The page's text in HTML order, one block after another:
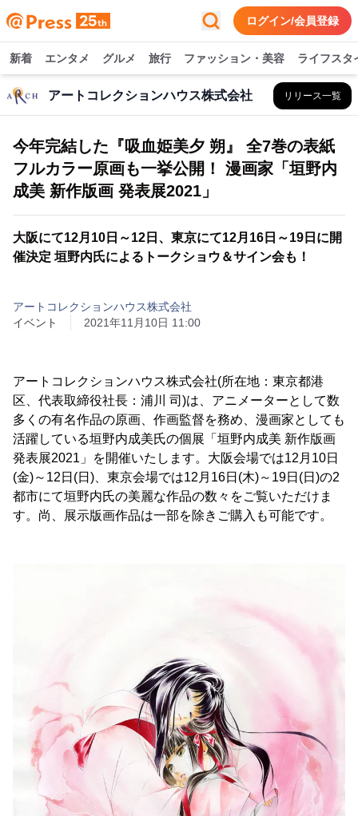
ログイン/会員登録
新着 エンタメ グルメ 旅行 ファッション・美容 ライフスタ
アートコレクションハウス株式会社 リリース一覧
今年完結した『吸血姫美夕 朔』 全7巻の表紙
フルカラー原画も一挙公開！ 漫画家「垣野内
成美 新作版画 発表展2021」
大阪にて12月10日～12日、東京にて12月16日～19日に開
催決定 垣野内氏によるトークショウ＆サイン会も！
アートコレクションハウス株式会社
イベント
2021年11月10日 11:00
アートコレクションハウス株式会社(所在地：東京都港
区、代表取締役社長：浦川 司)は、アニメーターとして数
多くの有名作品の原画、作画監督を務め、漫画家としても
活躍している垣野内成美氏の個展「垣野内成美 新作版画
発表展2021」を開催いたします。大阪会場では12月10日
(金)～12日(日)、東京会場では12月16日(木)～19日(日)の2
都市にて垣野内氏の美麗な作品の数々をご覧いただけま
す。尚、展示版画作品は一部を除きご購入も可能です。